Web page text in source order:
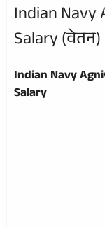
Indian Navy
Salary (वेतन)
Indian Navy
Salary